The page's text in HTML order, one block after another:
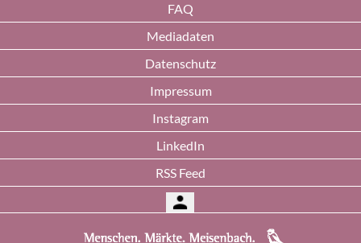
FAQ
Mediadaten
Datenschutz
Impressum
Instagram
LinkedIn
RSS Feed